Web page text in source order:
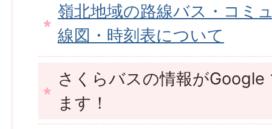
嶺北地域の路線バス・コミ
線図・時刻表について
さくらバスの情報がGoogle
ます！